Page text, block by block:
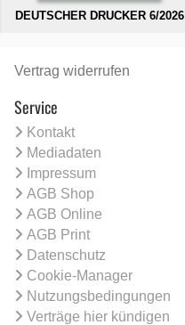
DEUTSCHER DRUCKER 6/2026
Vertrag widerrufen
Service
Kontakt
Mediadaten
Impressum
AGB Shop
AGB Online
AGB Print
Datenschutz
Cookie-Manager
Nutzungsbedingungen
Verträge hier kündigen